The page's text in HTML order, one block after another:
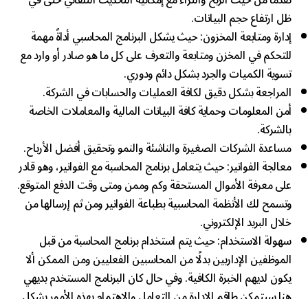
ظل ارتفاع حجم البيانات.
إدارة ومتابعة المخزون: حيث يشكل البرنامج المحاسبي أداةً مهمة
للتحكم في المخزن ومتابعة والتعرف على كل ما هو صادر أو وارد مع
تسوية الكميات والجرد بشكل دائم ودوري.
المراجعة بشكل دقيق لكافة العمليات والحسابات في الشركة.
أمن المعلومات وحماية كافة البيانات المالية والمعاملات الخاصة
بالشركة.
مساعدة الشركات الصغيرة والناشئة والنمو وتحقيق أفضل الأرباح.
معالجة الفواتير: حيث يتعامل برنامج المحاسبة مع الفواتير، وهو قادر
على معرفة الأموال المستحقة وكم وممن ومتى وقت الدفع المتوقع.
وتسمح لك الأنظمة المحاسبية بطباعة الفواتير ومن ثم إرسالها من
خلال البريد الإلكتروني.
سهولة الاستخدام: حيث يتم استخدام برنامج المحاسبة من قبل
الموظفين الإداريين بدلًا من المحاسبين الفعليين ومن الممكن ألا
يكون لديهم الخبرة الكافية. وفي حال كان البرنامج المستخدم بديهي